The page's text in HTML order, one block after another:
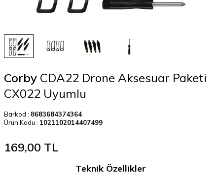
Corby CDA22 Drone Aksesuar Paketi
CX022 Uyumlu
Barkod : 8683684374364
Ürün Kodu : 1021102014407499
169,00 TL
Teknik Özellikler